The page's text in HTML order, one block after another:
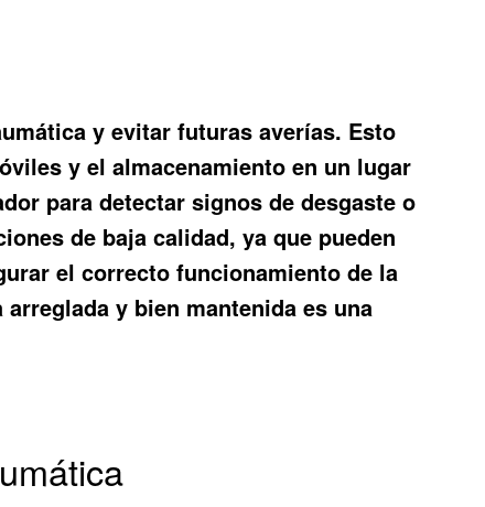
y evitar futuras averías. Esto
y el almacenamiento en un lugar
para detectar signos de desgaste o
de baja calidad, ya que pueden
el correcto funcionamiento de la
y bien mantenida es una